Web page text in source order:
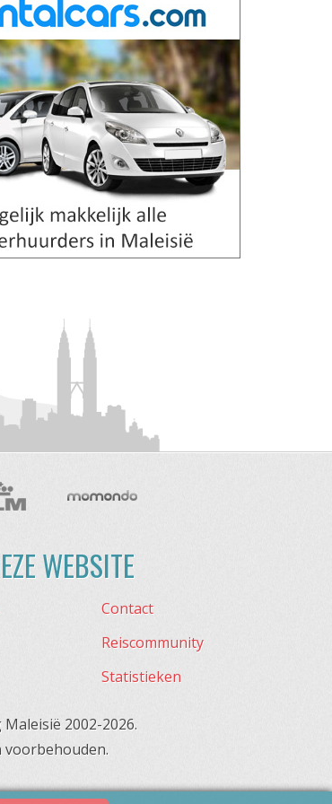
WEBSITE
Contact
Reiscommunity
Statistieken
2002-2026.
voorbehouden.